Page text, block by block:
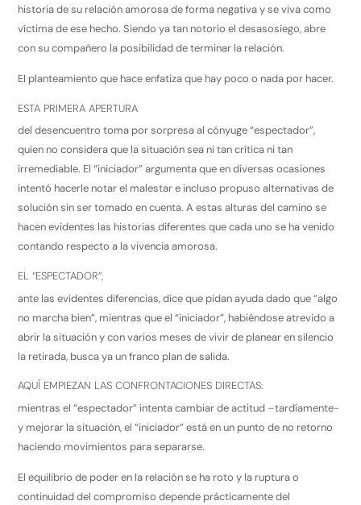
historia de su relación amorosa de forma negativa y se viva como
víctima de ese hecho. Siendo ya tan notorio el desasosiego, abre
con su compañero la posibilidad de terminar la relación.
El planteamiento que hace enfatiza que hay poco o nada por hacer.
ESTA PRIMERA APERTURA
del desencuentro toma por sorpresa al cónyuge “espectador”,
quien no considera que la situación sea ni tan crítica ni tan
irremediable. El “iniciador” argumenta que en diversas ocasiones
intentó hacerle notar el malestar e incluso propuso alternativas de
solución sin ser tomado en cuenta. A estas alturas del camino se
hacen evidentes las historias diferentes que cada uno se ha venido
contando respecto a la vivencia amorosa.
EL “ESPECTADOR”,
ante las evidentes diferencias, dice que pidan ayuda dado que “algo
no marcha bien”, mientras que el “iniciador”, habiéndose atrevido a
abrir la situación y con varios meses de vivir de planear en silencio
la retirada, busca ya un franco plan de salida.
AQUÍ EMPIEZAN LAS CONFRONTACIONES DIRECTAS:
mientras el “espectador” intenta cambiar de actitud –tardíamente-
y mejorar la situación, el “iniciador” está en un punto de no retorno
haciendo movimientos para separarse.
El equilibrio de poder en la relación se ha roto y la ruptura o
continuidad del compromiso depende prácticamente del